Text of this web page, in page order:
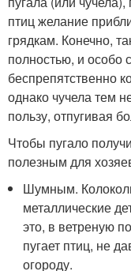
птиц желание
грядкам. Конечно,
полностью, и особо
беспрепятственно
однако чучела тем
пользу, отпугивая
Чтобы пугало
полезным для
Шумным.
металлические
это, в ветреную
пугает птиц, не
огороду.